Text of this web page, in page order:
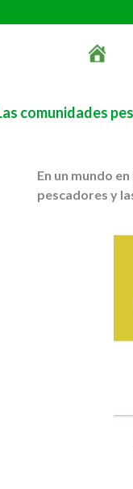
comunidades
En un mundo
pescadores y